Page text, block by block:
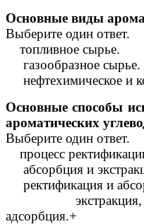
Основные виды
Выберите один ответ.
топливное сырье.
газообразное сырье.
нефтехимическое и
Основные способы
ароматических
Выберите один ответ.
процесс
абсорбция и
ректификация и
экстракция,
адсорбция.+